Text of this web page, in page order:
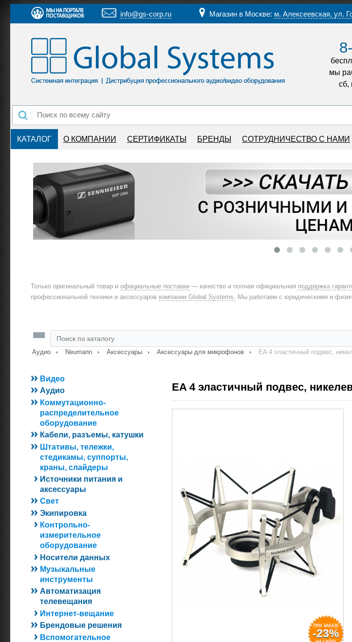
info@gs-corp.ru Магазин в Москве: м. Алексеевская, ул.
мы
сб,
КАТАЛОГ О КОМПАНИИ СЕРТИФИКАТЫ БРЕНДЫ СОТРУДНИЧЕСТВО С НАМИ
Только оригинальный товар и официальные поставки — качество и полная официальная поддержка
профессиональной техники и аксессуаров компании Global Systems. Мы работаем с юридическими и
Аудио Neumann Аксессуары Аксессуары для микрофонов EA 4 эластичный подвес,
Видео
Аудио
Коммутационно-
распределительное
оборудование
Кабели, разъемы, катушки
Штативы, тележки,
стедикамы, суппорты,
краны, слайдеры
Источники питания и
аксессуары
Свет
Экипировка
Контрольно-
измерительное
оборудование
Носители данных
Музыкальные
инструменты
Автоматизация
телевещания
Интернет-вещание
Брендовые решения
Вспомогательное
EA 4 эластичный подвес,
-23%